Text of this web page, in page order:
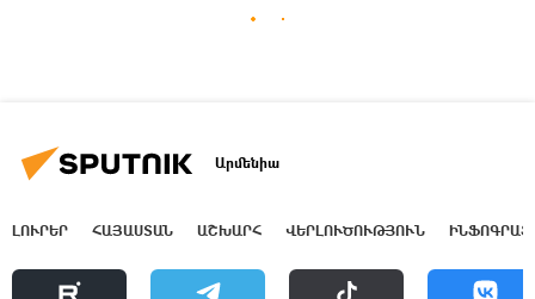
Արմենիա
ԼՈՒՐԵՐ ՀԱՅԱՍՏԱՆ ԱՇԽԱՐՀ ՎԵՐԼՈՒԾՈՒԹՅՈՒՆ